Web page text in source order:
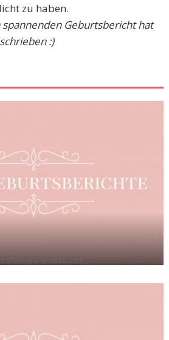
zu haben.
spannenden Geburtsbericht hat
:)